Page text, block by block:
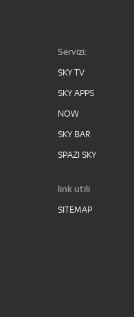
Servizi:
SKY TV
SKY APPS
NOW
SKY BAR
SPAZI SKY
link utili
SITEMAP